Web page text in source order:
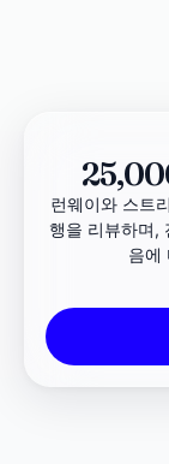
런웨이와 스트
행을 리뷰하며,
음에